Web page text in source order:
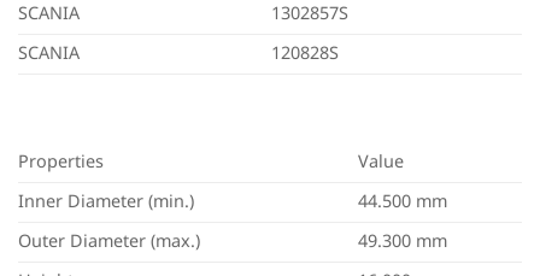
SCANIA
1302857S
SCANIA
120828S
Properties
Value
Inner Diameter (min.)
44.500 mm
Outer Diameter (max.)
49.300 mm